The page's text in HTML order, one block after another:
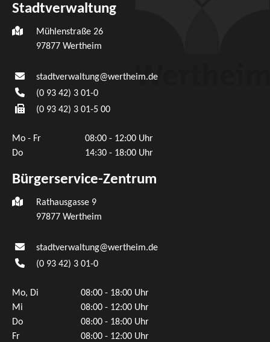
Stadtverwaltung
Mühlenstraße 26
97877 Wertheim
stadtverwaltung@wertheim.de
(0 93 42) 3 01-0
(0 93 42) 3 01-5 00
Mo - Fr
08:00 - 12:00 Uhr
Do
14:30 - 18:00 Uhr
Bürgerservice-Zentrum
Rathausgasse 9
97877 Wertheim
stadtverwaltung@wertheim.de
(0 93 42) 3 01-0
Mo, Di
08:00 - 18:00 Uhr
Mi
08:00 - 12:00 Uhr
Do
08:00 - 18:00 Uhr
Fr
08:00 - 12:00 Uhr